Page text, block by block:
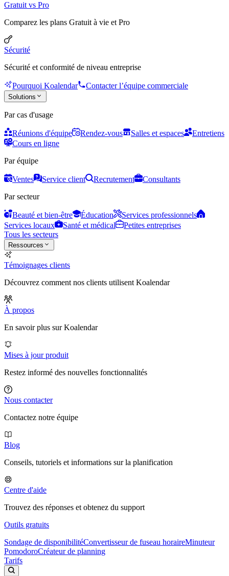
Gratuit vs Pro
Comparez les plans Gratuit à vie et Pro
Sécurité
Sécurité et conformité de niveau entreprise
Pourquoi Koalendar Contacter l’équipe commerciale
Solutions
Par cas d'usage
Réunions d'équipe Rendez-vous Salles et espaces
Entretiens
Cours en ligne
Par équipe
Ventes Service client Recrutement
Consultants
Par secteur
Beauté et bien-être Éducation
Services professionnels
Services locaux
Santé et médical
Petites entreprises
Tous les secteurs
Ressources
Témoignages clients
Découvrez comment nos clients utilisent Koalendar
À propos
En savoir plus sur Koalendar
Mises à jour produit
Restez informé des nouvelles fonctionnalités
Nous contacter
Contactez notre équipe
Blog
Conseils, tutoriels et informations sur la planification
Centre d'aide
Trouvez des réponses et obtenez du support
Outils gratuits
Sondage de disponibilitéConvertisseur de fuseau horaireMinuteur
PomodoroCréateur de planning
Tarifs